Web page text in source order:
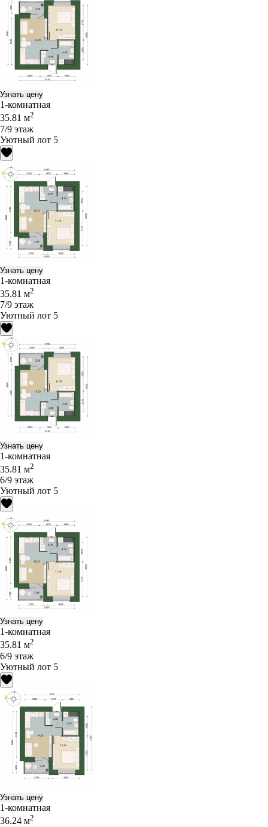
Узнать цену
1-комнатная
35.81 м2
7/9 этаж
Уютный лот 5
Узнать цену
1-комнатная
35.81 м2
7/9 этаж
Уютный лот 5
Узнать цену
1-комнатная
35.81 м2
6/9 этаж
Уютный лот 5
Узнать цену
1-комнатная
35.81 м2
6/9 этаж
Уютный лот 5
Узнать цену
1-комнатная
36.24 м2